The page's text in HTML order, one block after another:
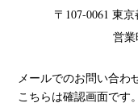
〒107-0061 東
営業
メールでのお問い合わ
こちらは確認画面です